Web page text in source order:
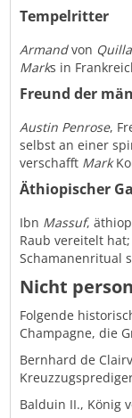
Tempelritter
Armandvon
Marks in
Freund der
Austin Penrose,
selbst an einer
verschafft Mark
Äthiopischer
Ibn Massuf,
Raub vereitelt
Schamanenritual
Nicht
Folgende
Champagne, die
Bernhard de
Balduin II., König